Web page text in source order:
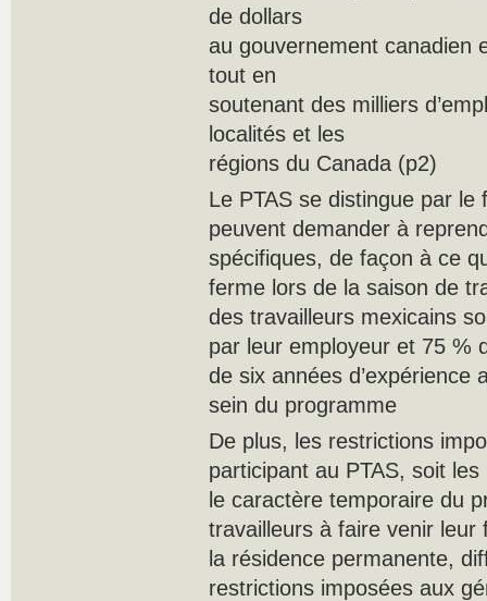
de dollars
au gouvernement canadien
tout en
soutenant des milliers
localités et les
régions du Canada (p2)
Le PTAS se distingue par le
peuvent demander à
spécifiques, de façon à ce
ferme lors de la saison de
des travailleurs mexicains
par leur employeur et 75 %
de six années d’expérience
sein du programme
De plus, les restrictions
participant au PTAS, soit
le caractère temporaire du
travailleurs à faire venir leur
la résidence permanente,
restrictions imposées aux